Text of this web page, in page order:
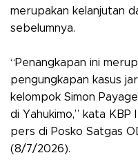
merupakan kelanjutan
sebelumnya.
“Penangkapan ini
pengungkapan kasus
kelompok Simon
di Yahukimo,” kata
pers di Posko Satgas
(8/7/2026).